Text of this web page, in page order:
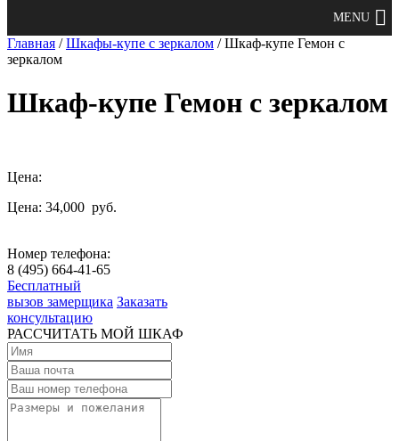
Главная /Шкафы-купе с зеркалом / Шкаф-купе Гемон с
зеркалом
Шкаф-купе Гемон с зеркалом
Цена:
Цена: 34,000 руб.
Номер телефона:
8 (495) 664-41-65
Бесплатный
вызов замерщика Заказать
консультацию
РАССЧИТАТЬ МОЙ ШКАФ